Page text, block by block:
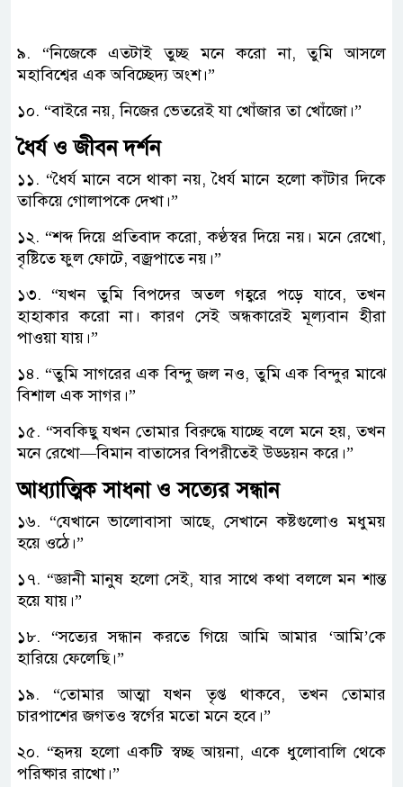
৯. “নিজেকে এতটাই তুচ্ছ মনে করো না, তুমি আসলে
মহাবিশ্বের এক অবিচ্ছেদ্য অংশ।”
১০. “বাইরে নয়, নিজের ভেতরেই যা খোঁজার তা খোঁজো।”
ধৈর্য ও জীবন দর্শন
​১১. “ধৈর্য মানে বসে থাকা নয়, ধৈর্য মানে হলো কাঁটার দিকে
তাকিয়ে গোলাপকে দেখা।”
১২. “শব্দ দিয়ে প্রতিবাদ করো, কণ্ঠস্বর দিয়ে নয়। মনে রেখো,
বৃষ্টিতে ফুল ফোটে, বজ্রপাতে নয়।”
১৩. “যখন তুমি বিপদের অতল গহ্বরে পড়ে যাবে, তখন
হাহাকার করো না। কারণ সেই অন্ধকারেই মূল্যবান হীরা
পাওয়া যায়।”
১৪. “তুমি সাগরের এক বিন্দু জল নও, তুমি এক বিন্দুর মাঝে
বিশাল এক সাগর।”
১৫. “সবকিছু যখন তোমার বিরুদ্ধে যাচ্ছে বলে মনে হয়, তখন
মনে রেখো—বিমান বাতাসের বিপরীতেই উড্ডয়ন করে।”
আধ্যাত্মিক সাধনা ও সত্যের সন্ধান
​১৬. “যেখানে ভালোবাসা আছে, সেখানে কষ্টগুলোও মধুময়
হয়ে ওঠে।”
১৭. “জ্ঞানী মানুষ হলো সেই, যার সাথে কথা বললে মন শান্ত
হয়ে যায়।”
১৮. “সত্যের সন্ধান করতে গিয়ে আমি আমার ‘আমি’কে
হারিয়ে ফেলেছি।”
১৯. “তোমার আত্মা যখন তৃপ্ত থাকবে, তখন তোমার
চারপাশের জগতও স্বর্গের মতো মনে হবে।”
২০. “হৃদয় হলো একটি স্বচ্ছ আয়না, একে ধুলোবালি থেকে
পরিষ্কার রাখো।”